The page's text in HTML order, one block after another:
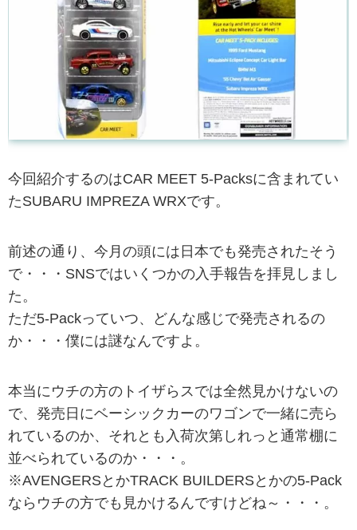
今回紹介するのはCAR MEET 5-Packsに含まれてい
たSUBARU IMPREZA WRXです。
前述の通り、今月の頭には日本でも発売されたそう
で・・・SNSではいくつかの入手報告を拝見しまし
た。
ただ5-Packっていつ、どんな感じで発売されるの
か・・・僕には謎なんですよ。
本当にウチの方のトイザらスでは全然見かけないの
で、発売日にベーシックカーのワゴンで一緒に売ら
れているのか、それとも入荷次第しれっと通常棚に
並べられているのか・・・。
※AVENGERSとかTRACK BUILDERSとかの5-Pack
ならウチの方でも見かけるんですけどね～・・・。